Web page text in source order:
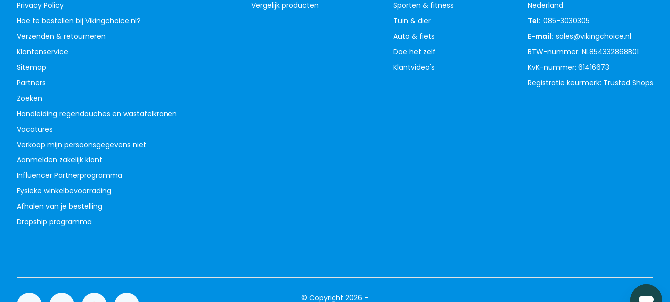
Privacy Policy
Hoe te bestellen bij Vikingchoice.nl?
Verzenden & retourneren
Klantenservice
Sitemap
Partners
Zoeken
Handleiding regendouches en wastafelkranen
Vacatures
Verkoop mijn persoonsgegevens niet
Aanmelden zakelijk klant
Influencer Partnerprogramma
Fysieke winkelbevoorrading
Afhalen van je bestelling
Dropship programma
Vergelijk producten
Sporten & fitness
Tuin & dier
Auto & fiets
Doe het zelf
Klantvideo's
Nederland
Tel: 085-3030305
E-mail: sales@vikingchoice.nl
BTW-nummer: NL854332868B01
KvK-nummer: 61416673
Registratie keurmerk: Trusted Shops
© Copyright 2026 -